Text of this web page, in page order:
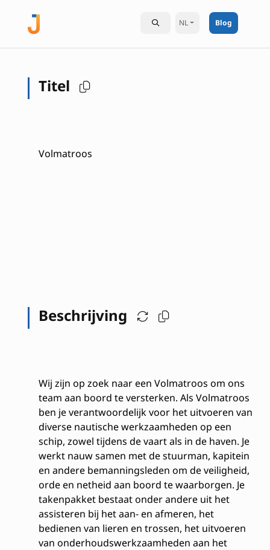
NL Blog
Titel
Volmatroos
Beschrijving
Wij zijn op zoek naar een Volmatroos om ons
team aan boord te versterken. Als Volmatroos
ben je verantwoordelijk voor het uitvoeren van
diverse nautische werkzaamheden op een
schip, zowel tijdens de vaart als in de haven. Je
werkt nauw samen met de stuurman, kapitein
en andere bemanningsleden om de veiligheid,
orde en netheid aan boord te waarborgen. Je
takenpakket bestaat onder andere uit het
assisteren bij het aan- en afmeren, het
bedienen van lieren en trossen, het uitvoeren
van onderhoudswerkzaamheden aan het